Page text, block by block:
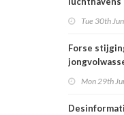
Tue 30th Jun
Forse
Mon 29th